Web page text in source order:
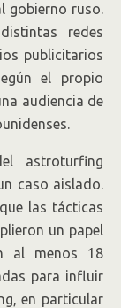
gobierno ruso.
redes
publicitarios
el propio
audiencia de
astroturfing
caso aislado.
las tácticas
un papel
al menos 18
para influir
en particular